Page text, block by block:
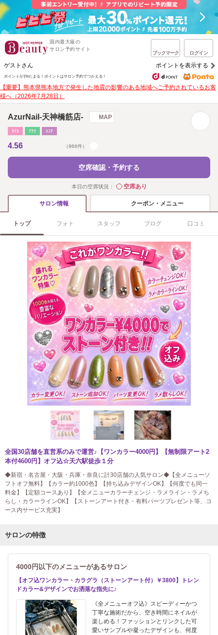
国内最大級の
サロン予約サイト
ブックマーク ログイン
ゲストさん ポイントを表示する
ポイントが1%たまる！ ポイントはサロン予約でつかえる！
【重要】熊本県熊本地方で発生した地震の影響のある地域へご予約されているお客
様へ（2026年7月28日）
AzurNail-天神橋筋店- MAP
ﾈｲﾙ ﾘﾗｸ ｴｽﾃ
4.56 （966件）
空席確認・予約する
本日の空席状況： ◯空席あり
サロン情報 クーポン・メニュー
トップ フォト スタッフ ブログ 口コミ
全国30店舗を直営系のみで運営♪【ワンカラー4000円】【無制限アート2
本付4600円】オフ込☆天六駅徒歩１分
◆新宿・名古屋・大阪・兵庫・奈良に計30店舗の人気サロン◆【全メニューソ
フトオフ無料】【カラー約1000色】【持ち込みデザインOK】【何度でも同一
料金】【定額コースあり】【全メニューカラーチェンジ・ラメライン・ラメち
らし・カラーラインOK】【ストーンアート付き・有料パーツプレゼント等、コ
ース内サービス充実】
サロンの特徴
4000円以下のメニューがあるサロン
【オフ込ワンカラー・カラグラ（ストーンアート付）￥3800】トレン
ドカラー&デザインでお洒落な指先に♪
《全メニューオフ込》スピーディーかつ
丁寧な施術だから、空き時間にネイルが
楽しめる！ファッションとリンクした可
愛いサンプルや凝ったデザインも、何度